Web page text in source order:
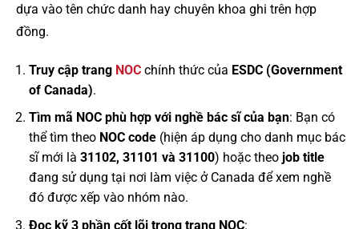
dựa vào tên chức danh hay chuyên khoa ghi trên hợp
đồng.
Truy cập trang NOCchính thức của ESDC (Government
of Canada).
Tìm mã NOC phù hợp với nghề bác sĩ của bạn: Bạn có
thể tìm theo NOC code(hiện áp dụng cho danh mục bác
sĩ mới là 31102, 31101 và 31100) hoặc theo job title
đang sử dụng tại nơi làm việc ở Canada để xem nghề
đó được xếp vào nhóm nào.
Đọc kỹ 3 phần cốt lõi trong trang NOC: